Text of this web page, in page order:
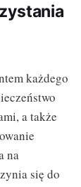
każdego
a także
na
się do